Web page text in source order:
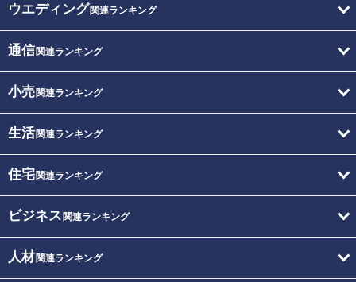
ウエディング関連ランキング
通信関連ランキング
小売関連ランキング
生活関連ランキング
住宅関連ランキング
ビジネス 関連ランキング
人材関連ランキング